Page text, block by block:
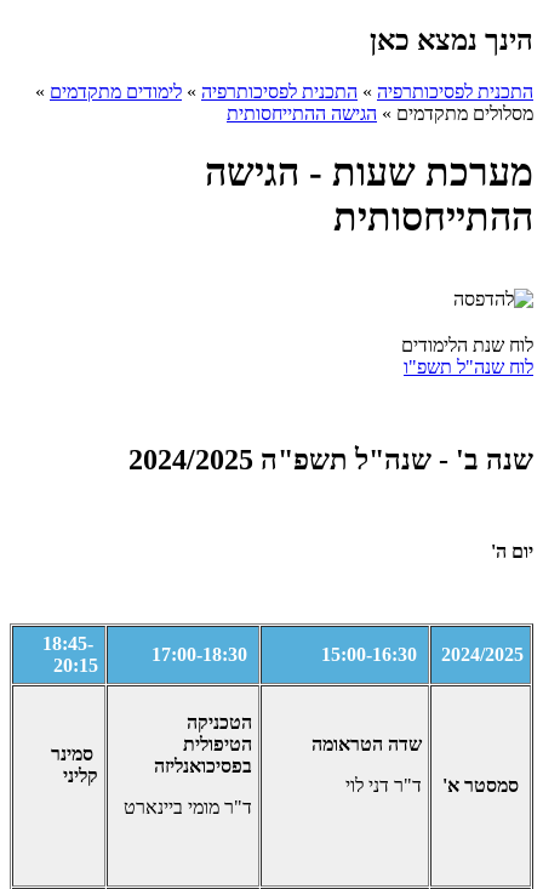
הינך נמצא כאן
התכנית לפסיכותרפיה » התכנית לפסיכותרפיה » לימודים מתקדמים »
מסלולים מתקדמים » הגישה ההתייחסותית
מערכת שעות - הגישה
ההתייחסותית
לוח שנת הלימודים
לוח שנה"ל תשפ"ו
שנה ב' - שנה"ל תשפ"ה 2024/2025
יום ה'
2024/2025
18:45-
20:15
סמסטר א'
שדה הטראומה
ד"ר דני לוי
הטכניקה
הטיפולית
בפסיכואנליזה
ד"ר מומי ביינארט
סמינר
קליני